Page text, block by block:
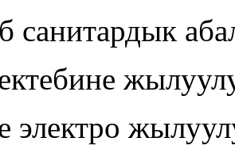
санитардык
электро